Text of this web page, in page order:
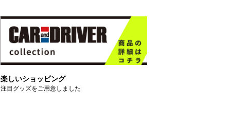
楽しいショッピング
注目グッズをご用意しました